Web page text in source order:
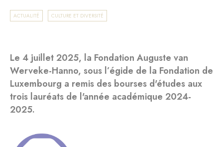
ACTUALITÉ CULTURE ET DIVERSITÉ
Le 4 juillet 2025, la Fondation Auguste van
Werveke-Hanno, sous l’égide de la Fondation de
Luxembourg a remis des bourses d'études aux
trois lauréats de l'année académique 2024-
2025.